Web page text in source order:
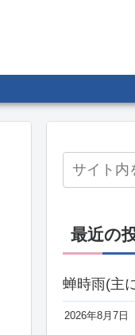
最近の
蝉時雨(主
2026年8月7日